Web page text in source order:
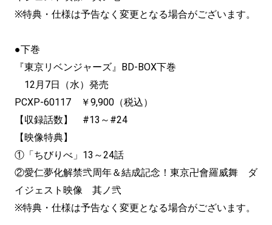
※特典・仕様は予告なく変更となる場合がございます。
●下巻
『東京リベンジャーズ』BD-BOX下巻
12月7日（水）発売
PCXP-60117 ￥9,900（税込）
【収録話数】 #13～#24
【映像特典】
①「ちびりべ」13～24話
②愛仁夢化解禁弐周年＆結成記念！東京卍會羅威舞 ダ
イジェスト映像 其ノ弐
※特典・仕様は予告なく変更となる場合がございます。